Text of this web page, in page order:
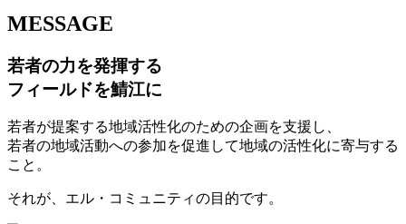
MESSAGE
若者の力を発揮する
フィールドを鯖江に
若者が提案する地域活性化のための企画を支援し、
若者の地域活動への参加を促進して地域の活性化に寄与する
こと。
それが、エル・コミュニティの目的です。